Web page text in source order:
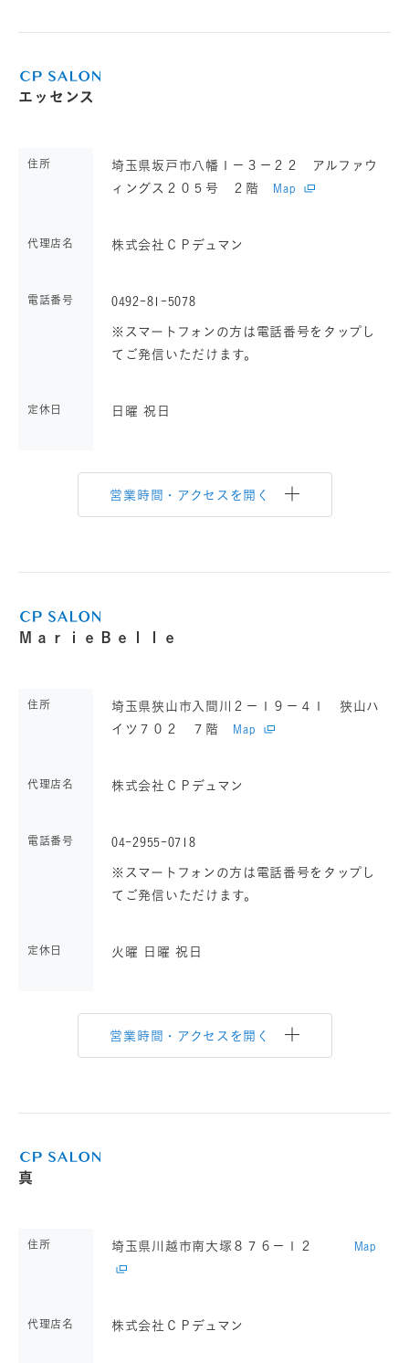
エッセンス
住所
埼玉県坂戸市八幡１－３－２２ アルファウ
ィングス２０５号 ２階
Map
代理店名 株式会社ＣＰデュマン
電話番号 0492-81-5078
※スマートフォンの方は電話番号をタップし
てご発信いただけます。
定休日 日曜 祝日
営業時間・アクセスを開く
ＭａｒｉｅＢｅｌｌｅ
住所
埼玉県狭山市入間川２－１９－４１ 狭山ハ
イツ７０２ ７階
Map
代理店名 株式会社ＣＰデュマン
電話番号 04-2955-0718
※スマートフォンの方は電話番号をタップし
てご発信いただけます。
定休日 火曜 日曜 祝日
営業時間・アクセスを開く
真
住所 埼玉県川越市南大塚８７６－１２ Map
代理店名 株式会社ＣＰデュマン